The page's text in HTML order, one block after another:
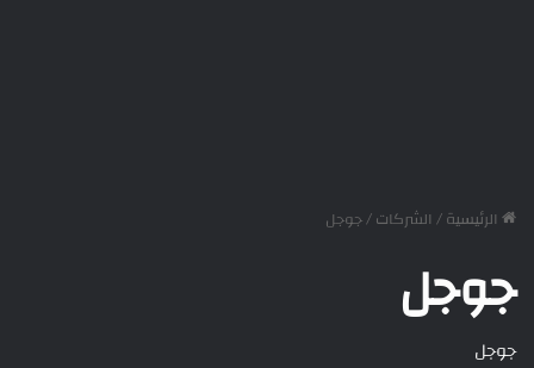
الرئيسية/ الشركات/جوجل
جوجل
جوجل